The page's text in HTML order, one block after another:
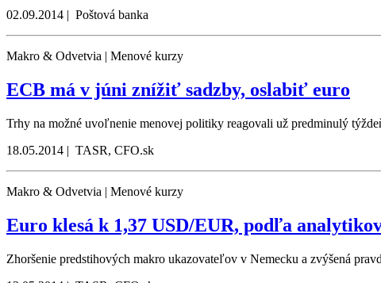
02.09.2014 | Poštová banka
Makro & Odvetvia | Menové kurzy
ECB má v júni znížiť sadzby, oslabiť euro
Trhy na možné uvoľnenie menovej politiky reagovali už predminulý
18.05.2014 | TASR, CFO.sk
Makro & Odvetvia | Menové kurzy
Euro klesá k 1,37 USD/EUR, podľa
Zhoršenie predstihových makro ukazovateľov v Nemecku a zvýšená